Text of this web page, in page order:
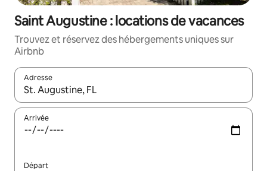
Saint Augustine : locations de vacances
Trouvez et réservez des hébergements uniques sur
Airbnb
Adresse
Lorsque les résultats s'affichent, utilisez les flèches vers le
Arrivée
Départ